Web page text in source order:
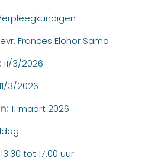
Frances Elohor Sama
11/3/2026
3/2026
11 maart 2026
tot 17.00 uur